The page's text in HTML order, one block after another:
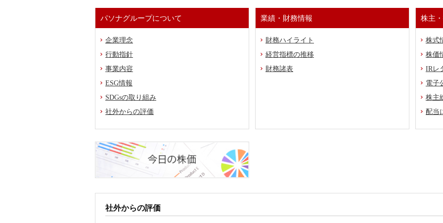
パソナグループについて
企業理念
行動指針
事業内容
ESG情報
SDGsの取り組み
社外からの評価
業績・財務情報
財務ハイライト
経営指標の推移
財務諸表
株主
株式
株価
IRレ
電子
株主
配当
社外からの評価